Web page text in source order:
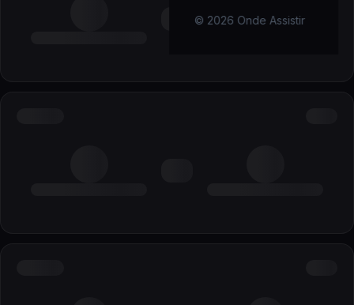
© 2026 Onde Assistir